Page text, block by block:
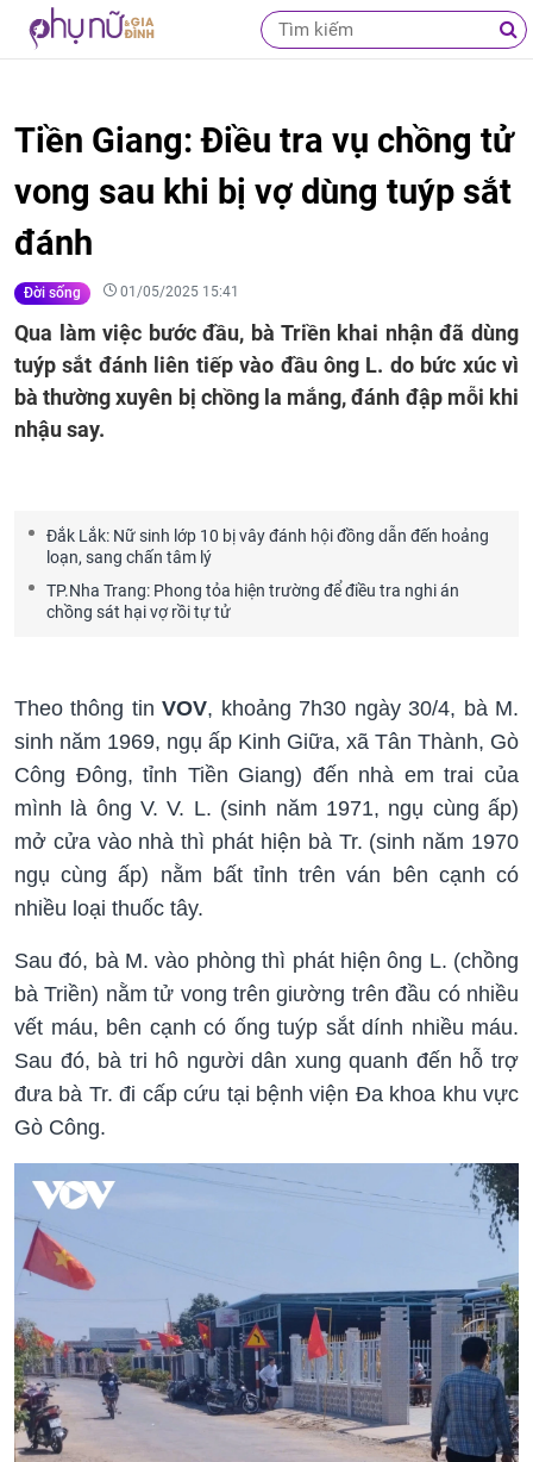
Tiền Giang: Điều tra vụ chồng tử
vong sau khi bị vợ dùng tuýp sắt
đánh
Đời sống 01/05/2025 15:41
Qua làm việc bước đầu, bà Triền khai nhận đã dùng
tuýp sắt đánh liên tiếp vào đầu ông L. do bức xúc vì
bà thường xuyên bị chồng la mắng, đánh đập mỗi khi
nhậu say.
Đắk Lắk: Nữ sinh lớp 10 bị vây đánh hội đồng dẫn đến hoảng
loạn, sang chấn tâm lý
TP.Nha Trang: Phong tỏa hiện trường để điều tra nghi án
chồng sát hại vợ rồi tự tử
Theo thông tinVOV, khoảng 7h30 ngày 30/4, bà M.
sinh năm 1969, ngụ ấp Kinh Giữa, xã Tân Thành, Gò
Công Đông, tỉnh Tiền Giang) đến nhà em trai của
mình là ông V. V. L. (sinh năm 1971, ngụ cùng ấp)
mở cửa vào nhà thì phát hiện bà Tr. (sinh năm 1970
ngụ cùng ấp) nằm bất tỉnh trên ván bên cạnh có
nhiều loại thuốc tây.
Sau đó, bà M. vào phòng thì phát hiện ông L. (chồng
bà Triền) nằm tử vong trên giường trên đầu có nhiều
vết máu, bên cạnh có ống tuýp sắt dính nhiều máu.
Sau đó, bà tri hô người dân xung quanh đến hỗ trợ
đưa bà Tr. đi cấp cứu tại bệnh viện Đa khoa khu vực
Gò Công.